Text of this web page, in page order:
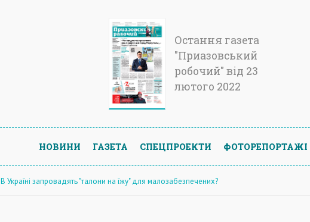
Остання газета
"Приазовський
робочий" від 23
лютого 2022
НОВИНИ ГАЗЕТА СПЕЦПРОЕКТИ ФОТОРЕПОРТАЖІ
В Україні запровадять "талони на їжу" для малозабезпечених?